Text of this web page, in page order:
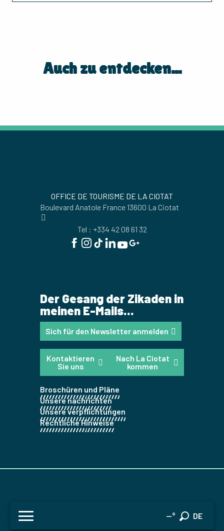
--°
Suche
DE
FR
Auch zu entdecken...
OFFICE DE TOURISME DE LA CIOTAT
Boulevard Anatole France 13600 La Ciotat
Tel : +334 42 08 61 32
Der Gesang der Zikaden in
meinen E-Mails...
Sich für den Newsletter anmelden
Kontaktieren
Sie uns
Nach La Ciotat
kommen
Broschüren und Pläne
Unsere nachrichten
Unsere verpflichtungen
Rechtliche Hinweise